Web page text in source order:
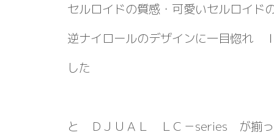
セルロイドの質感・可愛いセルロイド
逆ナイロールのデザインに一目惚れ
した
と ＤＪＵＡＬ ＬＣ－series が揃っ